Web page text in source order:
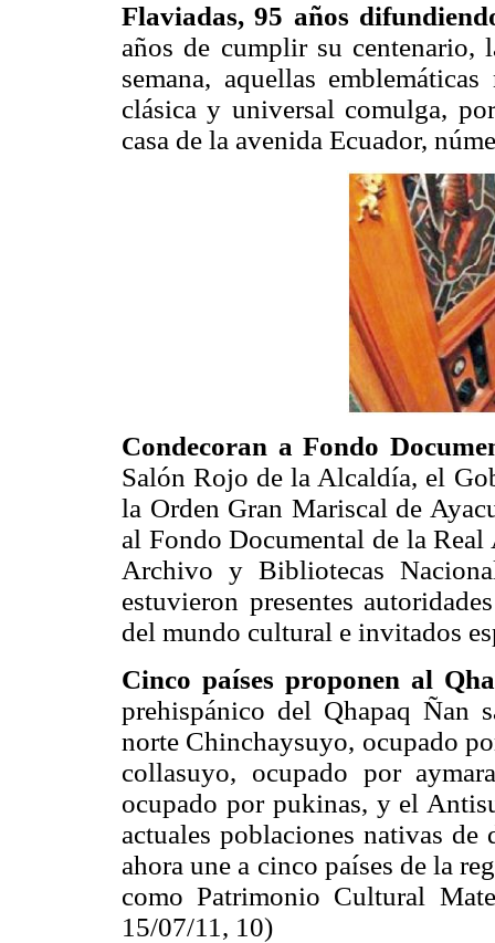
Flaviadas, 95 años
años de cumplir su centenario,
semana, aquellas
clásica y universal comulga,
casa de la avenida Ecuador,
Condecoran a Fondo
Salón Rojo de la Alcaldía, el
la Orden Gran Mariscal de
al Fondo Documental de la
Archivo y Bibliotecas
estuvieron presentes
del mundo cultural e invitados
Cinco países proponen al
prehispánico del Qhapaq Ñan
norte Chinchaysuyo, ocupado
collasuyo, ocupado por
ocupado por pukinas, y el
actuales poblaciones nativas
ahora une a cinco países de la
como Patrimonio Cultural
15/07/11, 10)